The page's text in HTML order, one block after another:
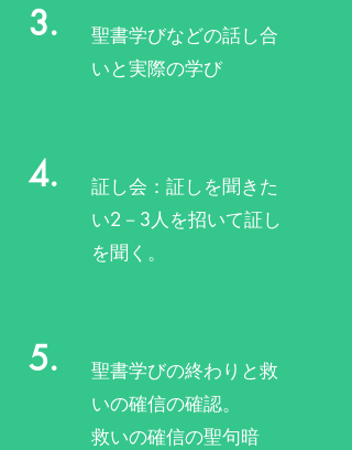
3.
聖書学びなどの話し合
いと実際の学び
4.
​証し会：証しを聞きた
い2－3人を招いて証し
を聞く。
5.
​聖書学びの終わりと救
いの確信の確認。
救いの​確信の聖句暗